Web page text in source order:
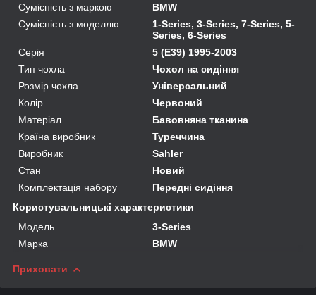
Сумісність з маркою
BMW
Сумісність з моделлю
1-Series, 3-Series, 7-Series, 5-
Series, 6-Series
Серія
5 (E39) 1995-2003
Тип чохла
Чохол на сидіння
Розмір чохла
Універсальний
Колір
Червоний
Матеріал
Бавовняна тканина
Країна виробник
Туреччина
Виробник
Sahler
Стан
Новий
Комплектація набору
Передні сидіння
Користувальницькі характеристики
Модель
3-Series
Марка
BMW
Приховати